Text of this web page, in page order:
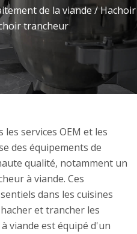
de la viande/ Hachoir
trancheur
les services OEM et les
des équipements de
qualité, notamment un
à viande. Ces
dans les cuisines
et trancher les
viande est équipé d'un